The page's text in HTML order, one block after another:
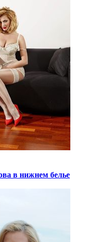
в нижнем белье